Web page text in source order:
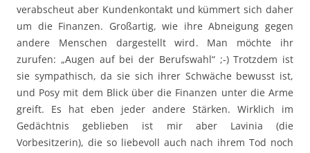
verabscheut aber Kundenkontakt und kümmert sich daher
um die Finanzen. Großartig, wie ihre Abneigung gegen
andere Menschen dargestellt wird. Man möchte ihr
zurufen: „Augen auf bei der Berufswahl“ ;-) Trotzdem ist
sie sympathisch, da sie sich ihrer Schwäche bewusst ist,
und Posy mit dem Blick über die Finanzen unter die Arme
greift. Es hat eben jeder andere Stärken. Wirklich im
Gedächtnis geblieben ist mir aber Lavinia (die
Vorbesitzerin), die so liebevoll auch nach ihrem Tod noch